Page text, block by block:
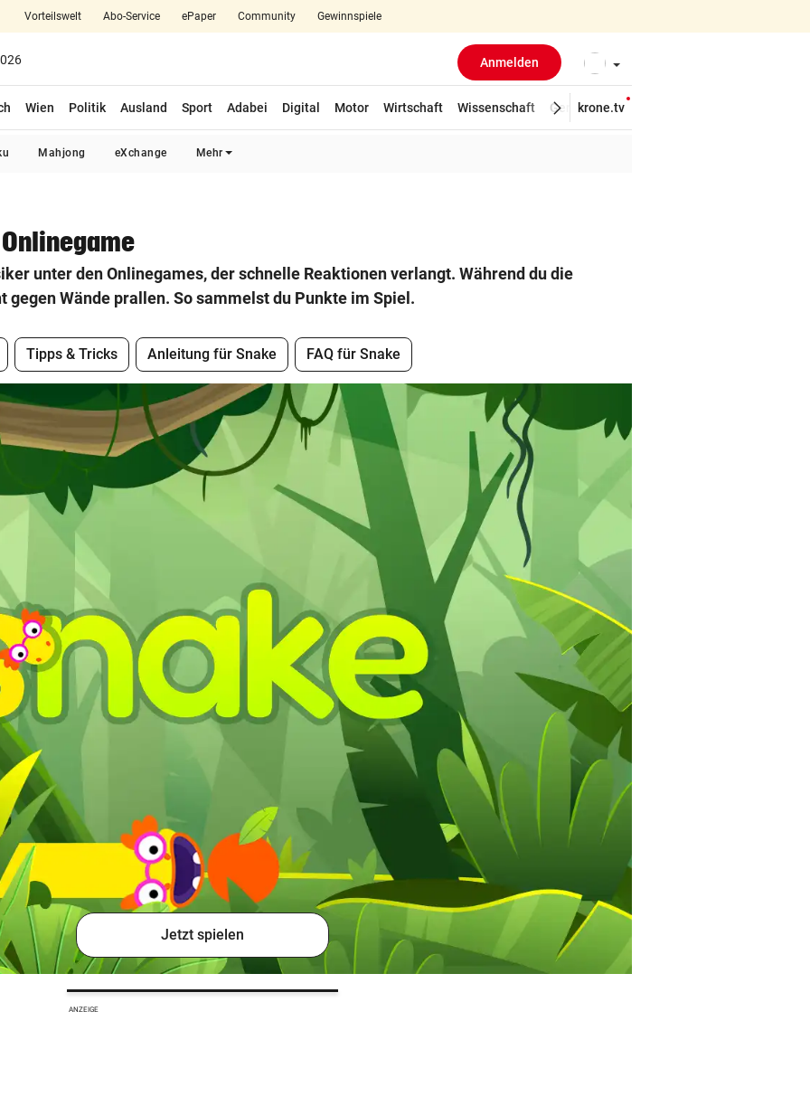
Vorteilswelt Abo-Service ePaper Community Gewinnspiele
Anmelden
Wien Politik Ausland Sport Adabei Digital Motor Wirtschaft Wissenschaft Gericht Kolumnen
krone.tv
Mahjong eXchange Mehr
unter den Onlinegames, der schnelle Reaktionen verlangt. Während du die
gegen Wände prallen. So sammelst du Punkte im Spiel.
Tipps & Tricks Anleitung für Snake FAQ für Snake
Jetzt spielen
ANZEIGE